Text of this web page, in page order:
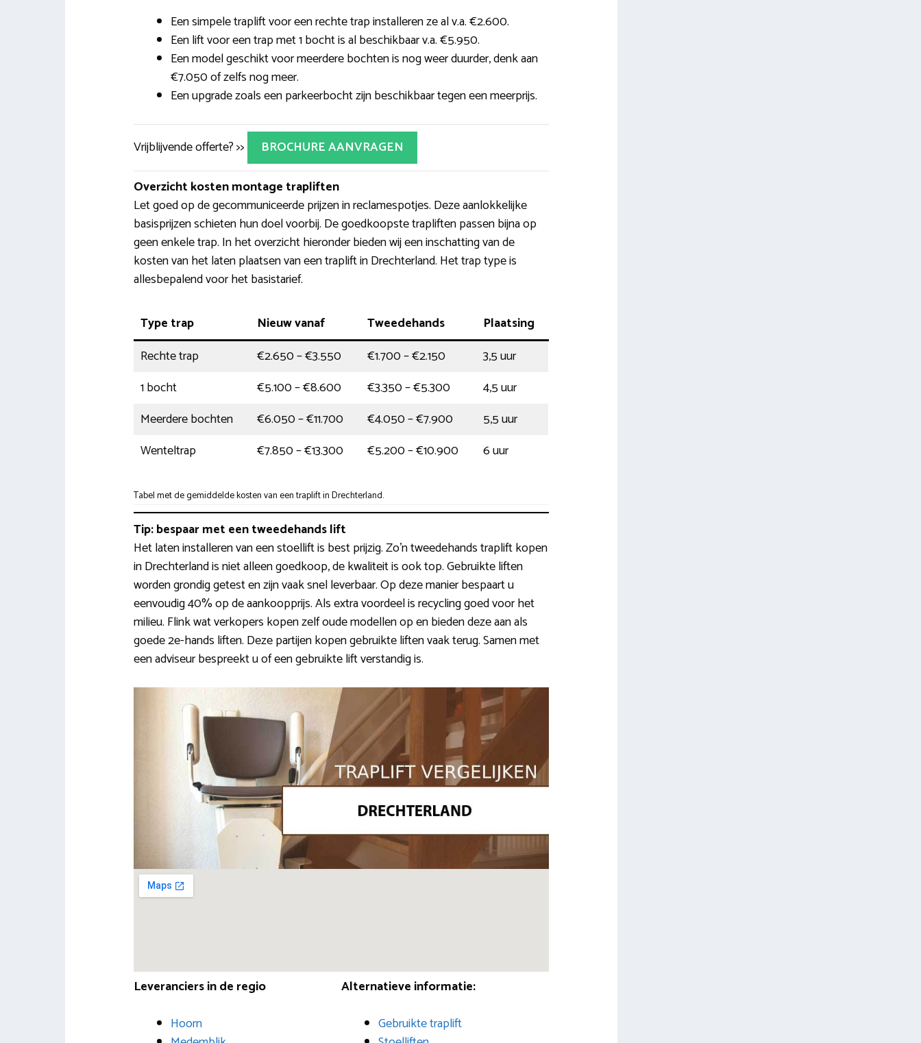
Een simpele traplift voor een rechte trap installeren ze al v.a. €2.600.
Een lift voor een trap met 1 bocht is al beschikbaar v.a. €5.950.
Een model geschikt voor meerdere bochten is nog weer duurder, denk aan
€7.050 of zelfs nog meer.
Een upgrade zoals een parkeerbocht zijn beschikbaar tegen een meerprijs.
Vrijblijvende offerte? >>
BROCHURE AANVRAGEN
Overzicht kosten montage trapliften
Let goed op de gecommuniceerde prijzen in reclamespotjes. Deze aanlokkelijke
basisprijzen schieten hun doel voorbij. De goedkoopste trapliften passen bijna op
geen enkele trap. In het overzicht hieronder bieden wij een inschatting van de
kosten van het laten plaatsen van een traplift in Drechterland. Het trap type is
allesbepalend voor het basistarief.
Type trap Nieuw vanaf Tweedehands
Plaatsing
Rechte trap
€2.650 – €3.550 €1.700 – €2.150
3,5 uur
1 bocht
€5.100 – €8.600 €3.350 – €5.300
4,5 uur
Meerdere bochten
€6.050 – €11.700 €4.050 – €7.900
5,5 uur
Wenteltrap
€7.850 – €13.300 €5.200 – €10.900 6 uur
Tabel met de gemiddelde kosten van een traplift in Drechterland.
Tip: bespaar met een tweedehands lift
Het laten installeren van een stoellift is best prijzig. Zo’n tweedehands traplift kopen
in Drechterland is niet alleen goedkoop, de kwaliteit is ook top. Gebruikte liften
worden grondig getest en zijn vaak snel leverbaar. Op deze manier bespaart u
eenvoudig 40% op de aankoopprijs. Als extra voordeel is recycling goed voor het
milieu. Flink wat verkopers kopen zelf oude modellen op en bieden deze aan als
goede 2e-hands liften. Deze partijen kopen gebruikte liften vaak terug. Samen met
een adviseur bespreekt u of een gebruikte lift verstandig is.
Leveranciers in de regio
Hoorn
Alternatieve informatie:
Gebruikte traplift